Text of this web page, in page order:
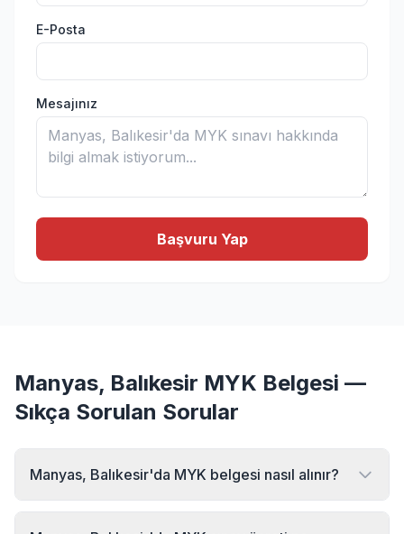
E-Posta
Mesajınız
Başvuru Yap
Manyas, Balıkesir MYK Belgesi —
Sıkça Sorulan Sorular
Manyas, Balıkesir'da MYK belgesi nasıl alınır?
Manyas, Balıkesir bölgesinde MYK belgesi almak için MYK
Sınav Merkezi'ne başvurabilirsiniz. Online başvuru formu